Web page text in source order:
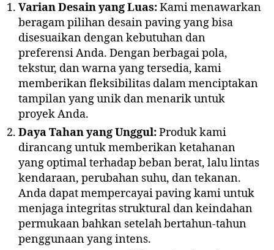
Varian Desain yang Luas:Kami menawarkan
beragam pilihan desain paving yang bisa
disesuaikan dengan kebutuhan dan
preferensi Anda. Dengan berbagai pola,
tekstur, dan warna yang tersedia, kami
memberikan fleksibilitas dalam menciptakan
tampilan yang unik dan menarik untuk
proyek Anda.
Daya Tahan yang Unggul:Produk kami
dirancang untuk memberikan ketahanan
yang optimal terhadap beban berat, lalu lintas
kendaraan, perubahan suhu, dan tekanan.
Anda dapat mempercayai paving kami untuk
menjaga integritas struktural dan keindahan
permukaan bahkan setelah bertahun-tahun
penggunaan yang intens.